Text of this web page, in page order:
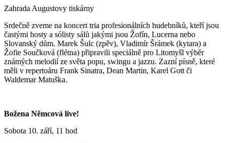
Zahrada Augustovy tiskárny
Srdečně zveme na koncert tria profesionálních hudebníků, kteří jsou
častými hosty a sólisty sálů jakými jsou Žofín, Lucerna nebo
Slovanský dům. Marek Šulc (zpěv), Vladimír Šrámek (kytara) a
Žofie Součková (flétna) připravili speciálně pro Litomyšl výběr
známých melodií ze světa popu, swingu a jazzu. Zazní písně, které
měli v repertoáru Frank Sinatra, Dean Martin, Karel Gott či
Waldemar Matuška.
Božena Němcová live!
Sobota 10. září, 11 hod